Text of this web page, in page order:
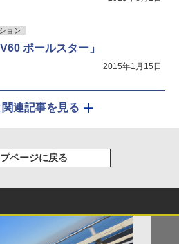
ョン
ポールスター」
2015年1月15日
関連記事を見る
プページに戻る